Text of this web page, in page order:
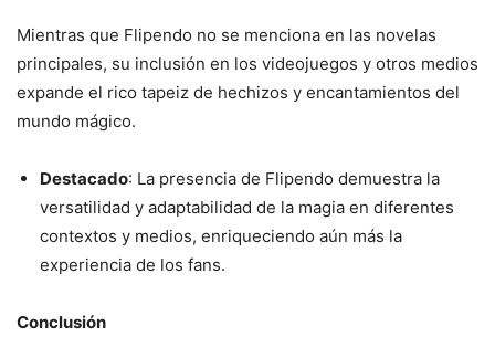
Mientras que Flipendo no se menciona en las novelas
principales, su inclusión en los videojuegos y otros medios
expande el rico tapeiz de hechizos y encantamientos del
mundo mágico.
Destacado: La presencia de Flipendo demuestra la
versatilidad y adaptabilidad de la magia en diferentes
contextos y medios, enriqueciendo aún más la
experiencia de los fans.
Conclusión